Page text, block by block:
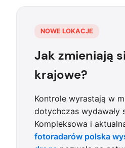
NOWE LOKACJE
Jak zmieniają
krajowe?
Kontrole wyrastają w
dotychczas wydawały
Kompleksowa i
fotoradarów polska